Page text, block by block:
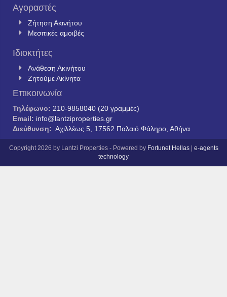
Αγοραστές
Ζήτηση Ακινήτου
Μεσιτικές αμοιβές
Ιδιοκτήτες
Ανάθεση Ακινήτου
Ζητούμε Ακίνητα
Επικοινωνία
Τηλέφωνο: 210-9858040 (20 γραμμές)
Email: info@lantziproperties.gr
Διεύθυνση: Αχιλλέως 5, 17562 Παλαιό Φάληρο, Αθήνα
Copyright 2026 by Lantzi Properties - Powered by Fortunet Hellas| e-agents
technology